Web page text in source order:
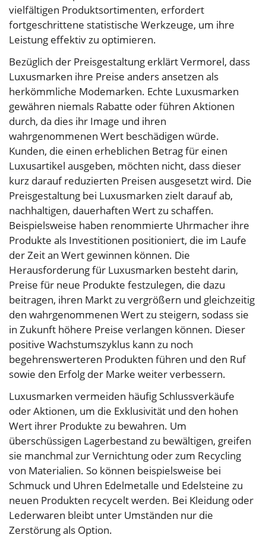
vielfältigen Produktsortimenten, erfordert
fortgeschrittene statistische Werkzeuge, um ihre
Leistung effektiv zu optimieren.
Bezüglich der Preisgestaltung erklärt Vermorel, dass
Luxusmarken ihre Preise anders ansetzen als
herkömmliche Modemarken. Echte Luxusmarken
gewähren niemals Rabatte oder führen Aktionen
durch, da dies ihr Image und ihren
wahrgenommenen Wert beschädigen würde.
Kunden, die einen erheblichen Betrag für einen
Luxusartikel ausgeben, möchten nicht, dass dieser
kurz darauf reduzierten Preisen ausgesetzt wird. Die
Preisgestaltung bei Luxusmarken zielt darauf ab,
nachhaltigen, dauerhaften Wert zu schaffen.
Beispielsweise haben renommierte Uhrmacher ihre
Produkte als Investitionen positioniert, die im Laufe
der Zeit an Wert gewinnen können. Die
Herausforderung für Luxusmarken besteht darin,
Preise für neue Produkte festzulegen, die dazu
beitragen, ihren Markt zu vergrößern und gleichzeitig
den wahrgenommenen Wert zu steigern, sodass sie
in Zukunft höhere Preise verlangen können. Dieser
positive Wachstumszyklus kann zu noch
begehrenswerteren Produkten führen und den Ruf
sowie den Erfolg der Marke weiter verbessern.
Luxusmarken vermeiden häufig Schlussverkäufe
oder Aktionen, um die Exklusivität und den hohen
Wert ihrer Produkte zu bewahren. Um
überschüssigen Lagerbestand zu bewältigen, greifen
sie manchmal zur Vernichtung oder zum Recycling
von Materialien. So können beispielsweise bei
Schmuck und Uhren Edelmetalle und Edelsteine zu
neuen Produkten recycelt werden. Bei Kleidung oder
Lederwaren bleibt unter Umständen nur die
Zerstörung als Option.